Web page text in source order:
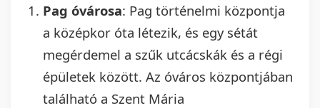
Pag óvárosa: Pag történelmi központja
a középkor óta létezik, és egy sétát
megérdemel a szűk utcácskák és a régi
épületek között. Az óváros központjában
található a Szent Mária